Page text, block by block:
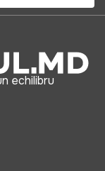
echilibru